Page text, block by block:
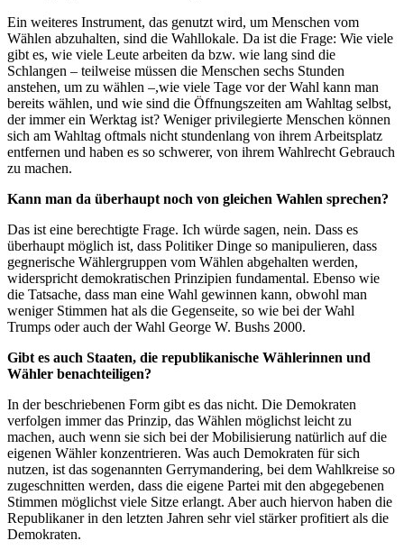
Ein weiteres Instrument, das genutzt wird, um Menschen vom
Wählen abzuhalten, sind die Wahllokale. Da ist die Frage: Wie viele
gibt es, wie viele Leute arbeiten da bzw. wie lang sind die
Schlangen – teilweise müssen die Menschen sechs Stunden
anstehen, um zu wählen –,wie viele Tage vor der Wahl kann man
bereits wählen, und wie sind die Öffnungszeiten am Wahltag selbst,
der immer ein Werktag ist? Weniger privilegierte Menschen können
sich am Wahltag oftmals nicht stundenlang von ihrem Arbeitsplatz
entfernen und haben es so schwerer, von ihrem Wahlrecht Gebrauch
zu machen.
Kann man da überhaupt noch von gleichen Wahlen sprechen?
Das ist eine berechtigte Frage. Ich würde sagen, nein. Dass es
überhaupt möglich ist, dass Politiker Dinge so manipulieren, dass
gegnerische Wählergruppen vom Wählen abgehalten werden,
widerspricht demokratischen Prinzipien fundamental. Ebenso wie
die Tatsache, dass man eine Wahl gewinnen kann, obwohl man
weniger Stimmen hat als die Gegenseite, so wie bei der Wahl
Trumps oder auch der Wahl George W. Bushs 2000.
Gibt es auch Staaten, die republikanische Wählerinnen und
Wähler benachteiligen?
In der beschriebenen Form gibt es das nicht. Die Demokraten
verfolgen immer das Prinzip, das Wählen möglichst leicht zu
machen, auch wenn sie sich bei der Mobilisierung natürlich auf die
eigenen Wähler konzentrieren. Was auch Demokraten für sich
nutzen, ist das sogenannten Gerrymandering, bei dem Wahlkreise so
zugeschnitten werden, dass die eigene Partei mit den abgegebenen
Stimmen möglichst viele Sitze erlangt. Aber auch hiervon haben die
Republikaner in den letzten Jahren sehr viel stärker profitiert als die
Demokraten.